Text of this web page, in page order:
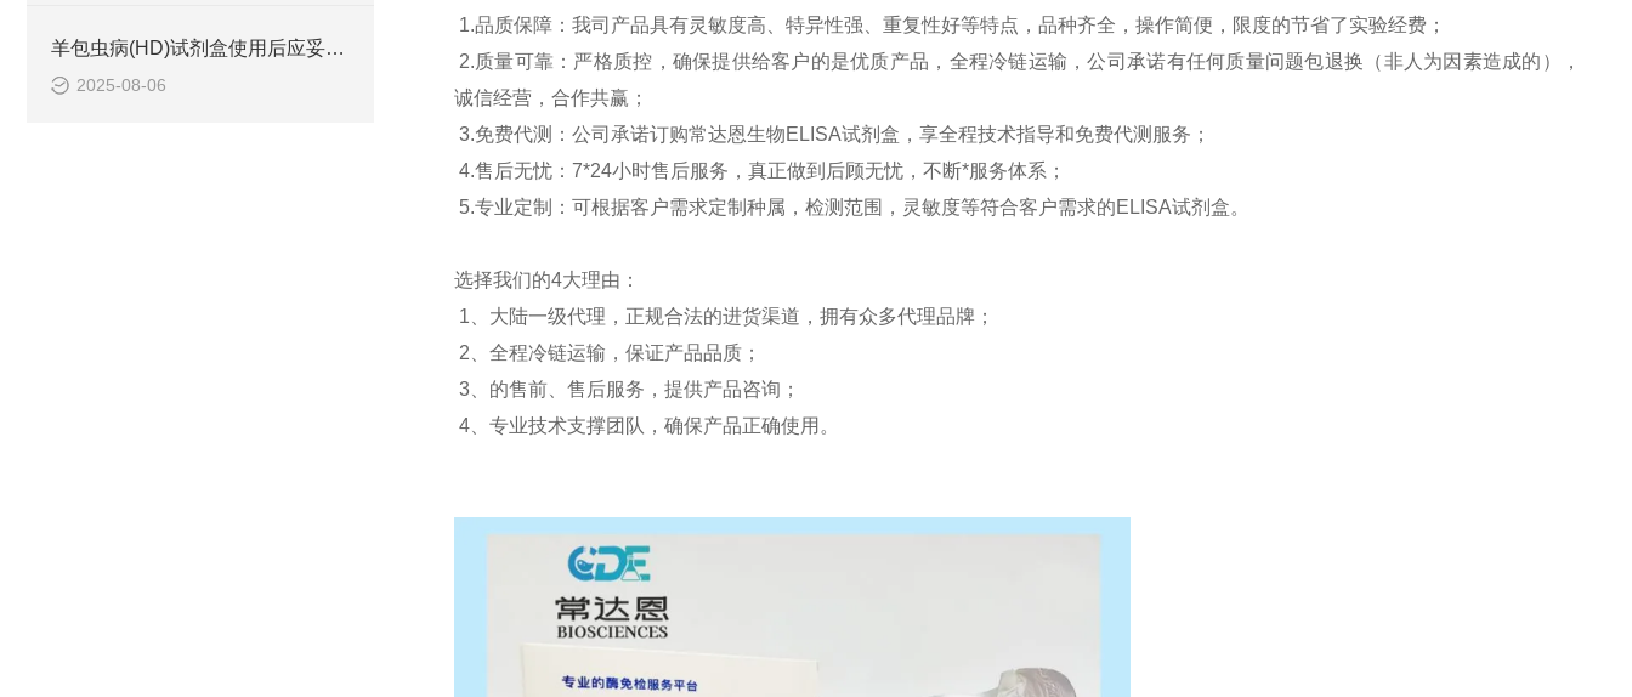
羊包虫病(HD)试剂盒使用后应妥善处理废弃物
2025-08-06
1.品质保障：我司产品具有灵敏度高、特异性强、重复性好等特点，品种齐全，操作简便，限度的节省了实验经费；
2.质量可靠：严格质控，确保提供给客户的是优质产品，全程冷链运输，公司承诺有任何质量问题包退换（非人为因素造成的），
诚信经营，合作共赢；
3.免费代测：公司承诺订购常达恩生物ELISA试剂盒，享全程技术指导和免费代测服务；
4.售后无忧： 7*24小时售后服务，真正做到后顾无忧，不断*服务体系；
5.专业定制：可根据客户需求定制种属，检测范围，灵敏度等符合客户需求的ELISA试剂盒。
选择我们的4大理由：
1 、大陆一级代理，正规合法的进货渠道，拥有众多代理品牌；
2 、全程冷链运输，保证产品品质；
3、的售前、售后服务，提供产品咨询；
4、专业技术支撑团队，确保产品正确使用。